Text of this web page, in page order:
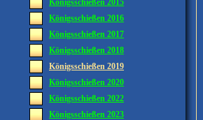
Königsschießen 2015
Königsschießen 2016
Königsschießen 2017
Königsschießen 2018
Königsschießen 2019
Königsschießen 2020
Königsschießen 2022
Königsschießen 2023